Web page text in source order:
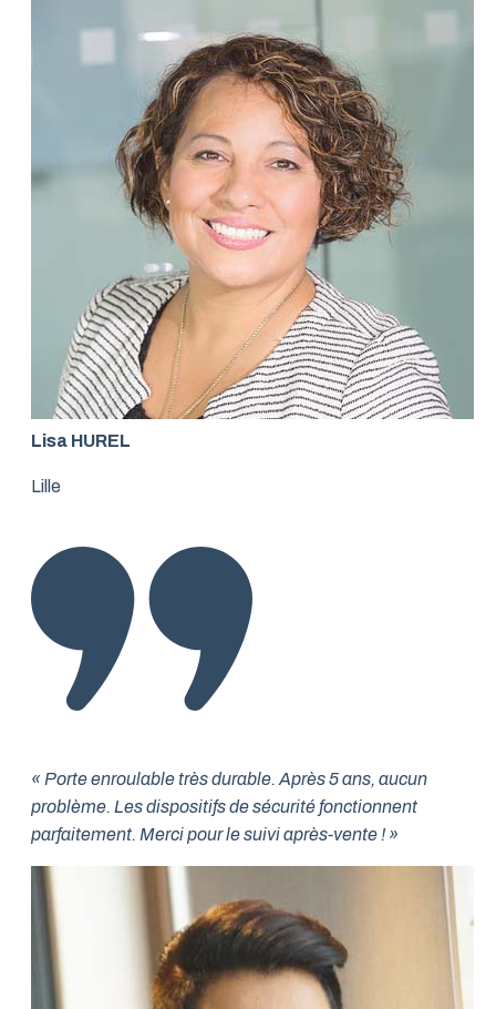
Lisa HUREL
Lille
« Porte enroulable très durable. Après 5 ans, aucun
problème. Les dispositifs de sécurité fonctionnent
parfaitement. Merci pour le suivi après-vente ! »